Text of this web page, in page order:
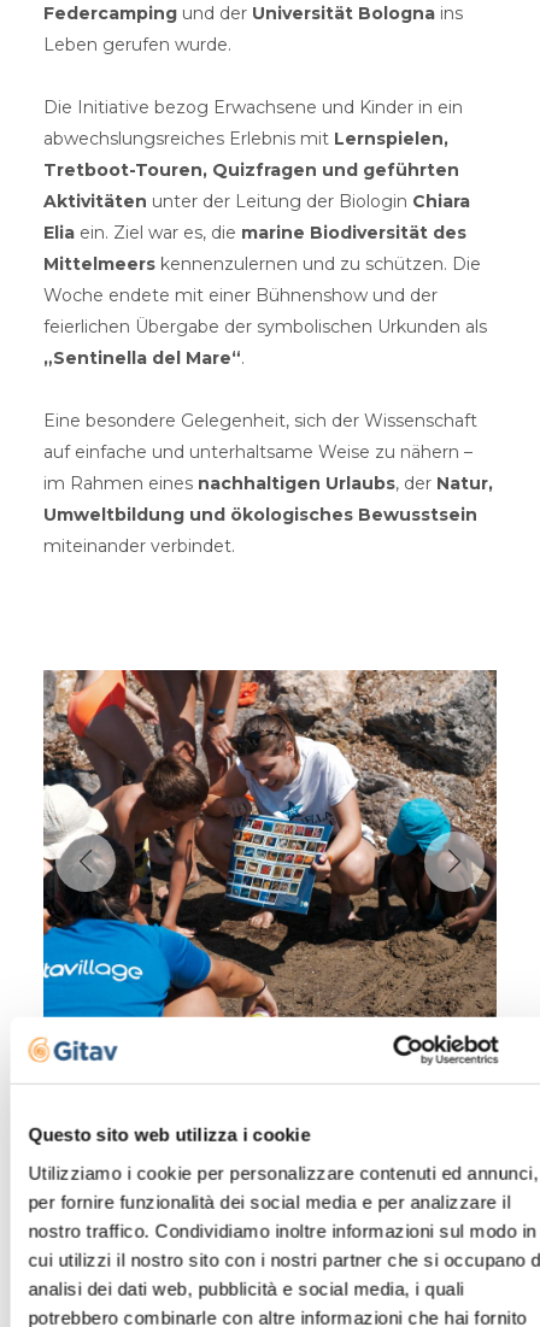
Questo sito web utilizza i cookie
Utilizziamo i cookie per personalizzare contenuti ed annunci,
per fornire funzionalità dei social media e per analizzare il
nostro traffico. Condividiamo inoltre informazioni sul modo in
cui utilizzi il nostro sito con i nostri partner che si occupano
analisi dei dati web, pubblicità e social media, i quali
potrebbero combinarle con altre informazioni che hai fornito
Federcampingund der Universität Bolognains
Leben gerufen wurde.
Die Initiative bezog Erwachsene und Kinder in ein
abwechslungsreiches Erlebnis mit Lernspielen,
Tretboot-Touren, Quizfragen und geführten
Aktivitäten unter der Leitung der Biologin Chiara
Eliaein. Ziel war es, die marine Biodiversität des
Mittelmeerskennenzulernen und zu schützen. Die
Woche endete mit einer Bühnenshow und der
feierlichen Übergabe der symbolischen Urkunden als
„Sentinella del Mare“.
Eine besondere Gelegenheit, sich der Wissenschaft
auf einfache und unterhaltsame Weise zu nähern –
im Rahmen eines nachhaltigen Urlaubs, der Natur,
Umweltbildung und ökologisches Bewusstsein
miteinander verbindet.
“EINE HAND GEBEN”